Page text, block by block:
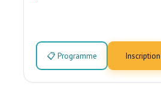
📋 Programme Inscription